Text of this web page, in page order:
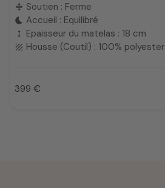
compress Soutien : Ferme
bedtime Accueil : Equilibré
height Epaisseur du matelas : 18 cm
texture Housse (Coutil) : 100% polyester
Prix
399 €